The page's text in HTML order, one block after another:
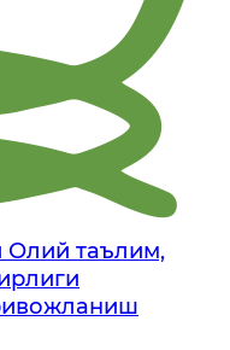
Олий таълим,